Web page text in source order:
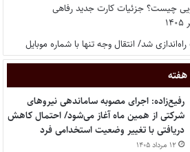
چیست؟ جزئیات کارت جدید رفاهی
شد/ انتقال وجه تنها با شماره موبایل
رفیع‌زاده: اجرای مصوبه ساماندهی نیروهای
شرکتی از همین ماه آغاز می‌شود/ احتمال کاهش
دریافتی با تغییر وضعیت استخدامی فرد
۱۲ مرداد ۱۴۰۵